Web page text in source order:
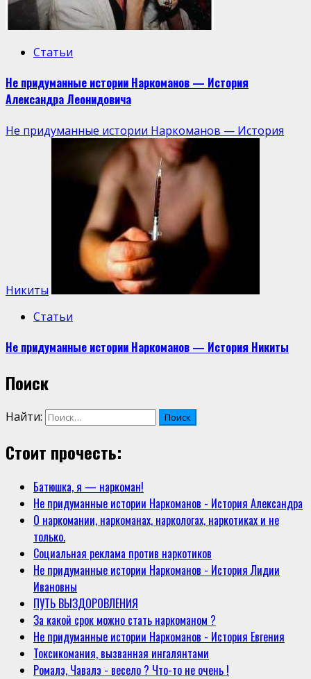
Статьи
Не придуманные истории Наркоманов — История
Александра Леонидовича
Не придуманные истории Наркоманов — История
Никиты
Статьи
Не придуманные истории Наркоманов — История Никиты
Поиск
Найти:
Стоит прочесть:
Батюшка, я — наркоман!
Не придуманные истории Наркоманов - История Александра
О наркомании, наркоманах, наркологах, наркотиках и не
только.
Социальная реклама против наркотиков
Не придуманные истории Наркоманов - История Лидии
Ивановны
ПУТЬ ВЫЗДОРОВЛЕНИЯ
За какой срок можно стать наркоманом ?
Не придуманные истории Наркоманов - История Евгения
Токсикомания, вызванная ингалянтами
Ромалэ, Чавалэ - весело ? Что-то не очень !